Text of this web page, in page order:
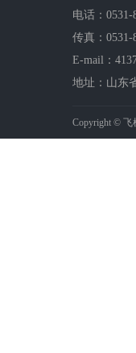
电话：0531-
传真：0531-
E-mail：
地址：山东
Copyright © 飞